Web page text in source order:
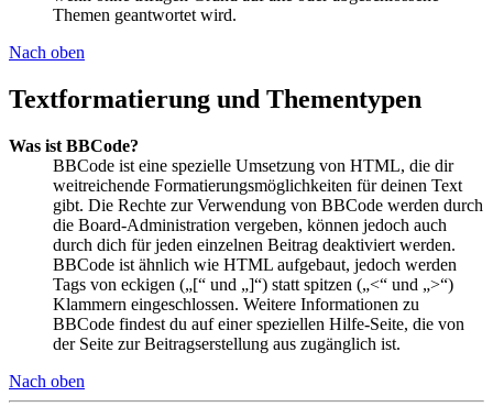
Themen geantwortet wird.
Nach oben
Textformatierung und Thementypen
Was ist BBCode?
BBCode ist eine spezielle Umsetzung von HTML, die dir
weitreichende Formatierungsmöglichkeiten für deinen Text
gibt. Die Rechte zur Verwendung von BBCode werden durch
die Board-Administration vergeben, können jedoch auch
durch dich für jeden einzelnen Beitrag deaktiviert werden.
BBCode ist ähnlich wie HTML aufgebaut, jedoch werden
Tags von eckigen („[“ und „]“) statt spitzen („<“ und „>“)
Klammern eingeschlossen. Weitere Informationen zu
BBCode findest du auf einer speziellen Hilfe-Seite, die von
der Seite zur Beitragserstellung aus zugänglich ist.
Nach oben